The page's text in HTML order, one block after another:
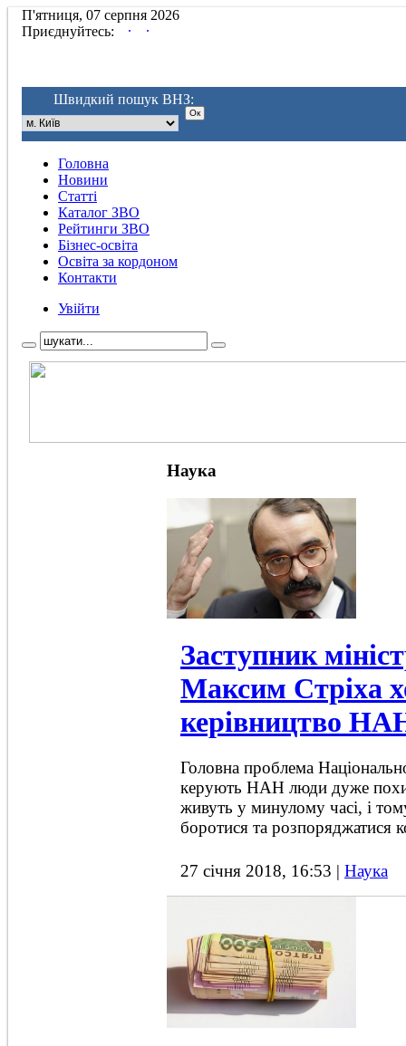
П'ятниця, 07 серпня 2026
Приєднуйтесь:
. .
Швидкий пошук ВНЗ:
Головна
Новини
Статті
Каталог ЗВО
Рейтинги ЗВО
Бізнес-освіта
Освіта за кордоном
Контакти
Увійти
Наука
Заступник
Максим Стріха
керівництво
Головна проблема
керують НАН люди дуже
живуть у минулому часі, і
боротися та розпоряджатися
27 січня 2018, 16:53 | Наука